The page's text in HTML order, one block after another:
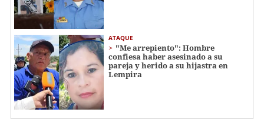
ATAQUE
"Me arrepiento": Hombre
confiesa haber asesinado a su
pareja y herido a su hijastra en
Lempira